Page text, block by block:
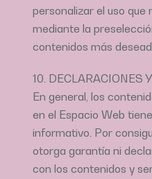
personalizar el uso que
mediante la
contenidos más
10. DECLARACIONES
En general, los
en el Espacio Web
informativo. Por
otorga garantía ni
con los contenidos y